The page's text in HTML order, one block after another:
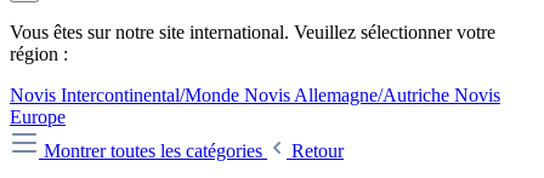
Vous êtes sur notre site international. Veuillez sélectionner votre
région :
Novis Intercontinental/Monde Novis Allemagne/Autriche Novis
Europe
Montrer toutes les catégories
Retour